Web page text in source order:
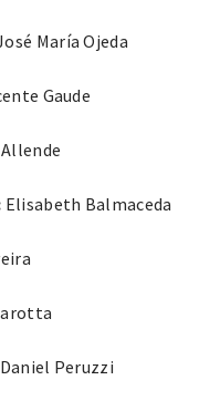
María Ojeda
Gaude
Elisabeth Balmaceda
Daniel Peruzzi